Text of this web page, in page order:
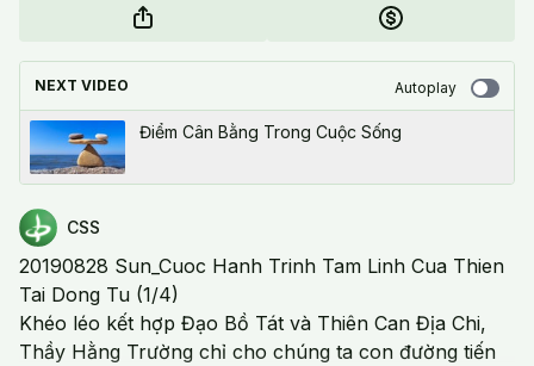
NEXT VIDEO Autoplay
Điểm Cân Bằng Trong Cuộc Sống
CSS
20190828 Sun_Cuoc Hanh Trinh Tam Linh Cua Thien
Tai Dong Tu (1/4)
Khéo léo kết hợp Đạo Bồ Tát và Thiên Can Địa Chi,
Thầy Hằng Trường chỉ cho chúng ta con đường tiến